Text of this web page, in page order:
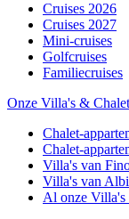
Cruises 2026
Cruises 2027
Mini-cruises
Golfcruises
Familiecruises
Onze Villa's &
Chalet-
Chalet-
Villa's van
Villa's van
Al onze Villa's